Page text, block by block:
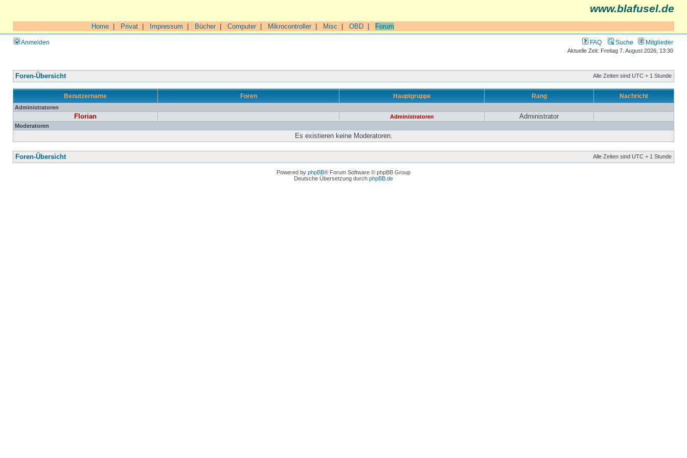
www.blafusel.de
Home Privat Impressum Bücher| Computer| Mikrocontroller| Misc OBD Forum
Anmelden FAQ Suche Mitglieder
Aktuelle Zeit: Freitag 7. August 2026, 13:30
Foren-Übersicht Alle Zeiten sind UTC + 1 Stunde
Benutzername Foren Hauptgruppe Rang Nachricht
Administratoren
Florian Administratoren Administrator
Moderatoren
Es existieren keine Moderatoren.
Foren-Übersicht Alle Zeiten sind UTC + 1 Stunde
Powered by phpBB® Forum Software © phpBB Group
Deutsche Übersetzung durch phpBB.de